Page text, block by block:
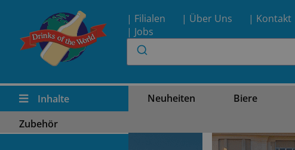
| Filialen | Über Uns | Kontakt
| Jobs
Inhalte Neuheiten Biere
Zubehör